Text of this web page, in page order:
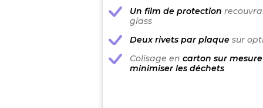
Un film de protection
glass
Deux rivets par plaquesur
Colisage en carton sur
minimiser les déchets